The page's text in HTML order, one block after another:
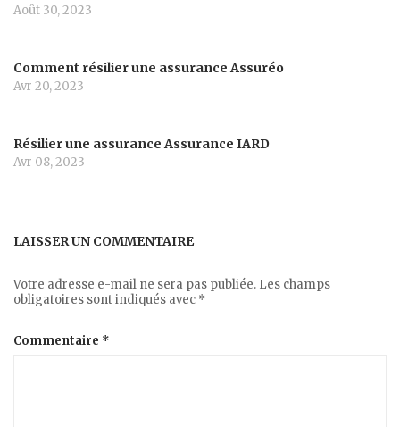
Août 30, 2023
Comment résilier une assurance Assuréo
Avr 20, 2023
Résilier une assurance Assurance IARD
Avr 08, 2023
LAISSER UN COMMENTAIRE
Votre adresse e-mail ne sera pas publiée. Les champs
obligatoires sont indiqués avec *
Commentaire *